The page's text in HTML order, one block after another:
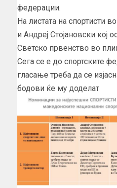
федерации.
На листата на спортисти
и Андреј Стојановски кој
Светско првенство во
Сега се е до спортските
гласање треба да се
бодови ќе му доделат